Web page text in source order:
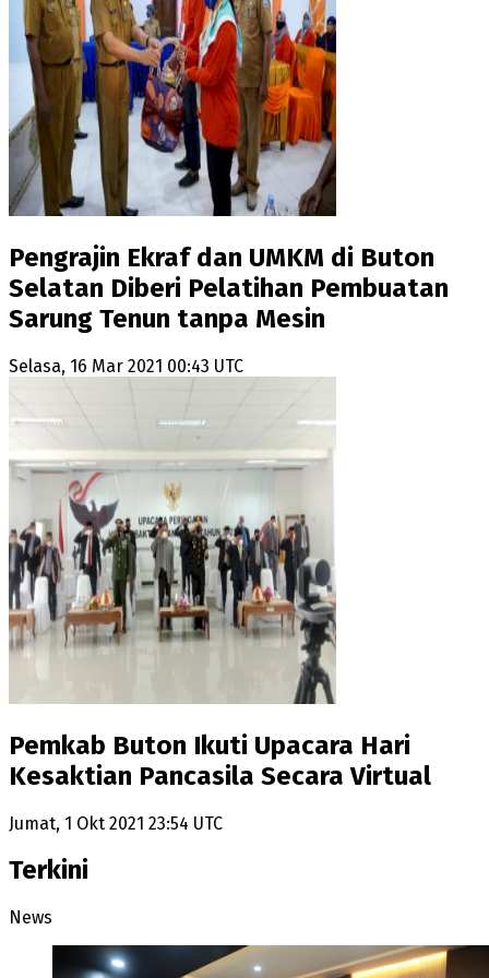
Pengrajin Ekraf dan UMKM di Buton
Selatan Diberi Pelatihan Pembuatan
Sarung Tenun tanpa Mesin
Selasa, 16 Mar 2021 00:43 UTC
Pemkab Buton Ikuti Upacara Hari
Kesaktian Pancasila Secara Virtual
Jumat, 1 Okt 2021 23:54 UTC
Terkini
News